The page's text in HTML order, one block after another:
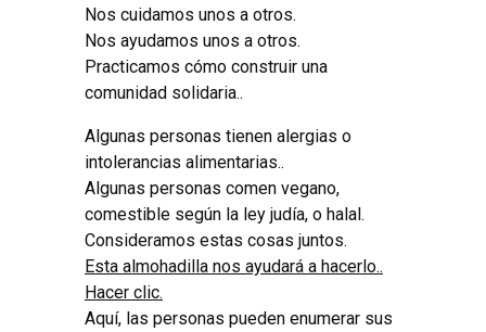
Nos cuidamos unos a otros.
Nos ayudamos unos a otros.
Practicamos cómo construir una
comunidad solidaria..
Algunas personas tienen alergias o
intolerancias alimentarias..
Algunas personas comen vegano,
comestible según la ley judía, o halal.
Consideramos estas cosas juntos.
Esta almohadilla nos ayudará a hacerlo..
Hacer clic.
Aquí, las personas pueden enumerar sus